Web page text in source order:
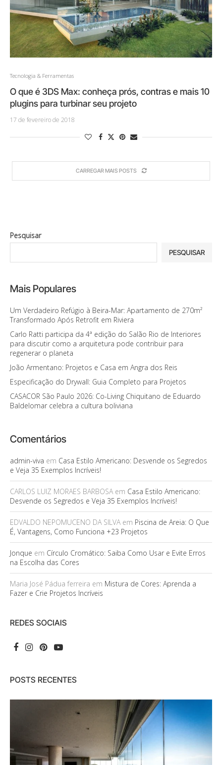
Tecnologia & Ferramentas
O que é 3DS Max: conheça prós, contras e mais 10
plugins para turbinar seu projeto
17 de fevereiro de 2018
CARREGAR MAIS POSTS
Pesquisar
PESQUISAR
Mais Populares
Um Verdadeiro Refúgio à Beira-Mar: Apartamento de 270m²
Transformado Após Retrofit em Riviera
Carlo Ratti participa da 4ª edição do Salão Rio de Interiores
para discutir como a arquitetura pode contribuir para
regenerar o planeta
João Armentano: Projetos e Casa em Angra dos Reis
Especificação do Drywall: Guia Completo para Projetos
CASACOR São Paulo 2026: Co-Living Chiquitano de Eduardo
Baldelomar celebra a cultura boliviana
Comentários
admin-viva em Casa Estilo Americano: Desvende os Segredos
e Veja 35 Exemplos Incríveis!
CARLOS LUIZ MORAES BARBOSAem Casa Estilo Americano:
Desvende os Segredos e Veja 35 Exemplos Incríveis!
EDVALDO NEPOMUCENO DA SILVAem Piscina de Areia: O Que
É, Vantagens, Como Funciona +23 Projetos
Jonque em Círculo Cromático: Saiba Como Usar e Evite Erros
na Escolha das Cores
Maria José Pádua ferreira em Mistura de Cores: Aprenda a
Fazer e Crie Projetos Incríveis
REDES SOCIAIS
POSTS RECENTES